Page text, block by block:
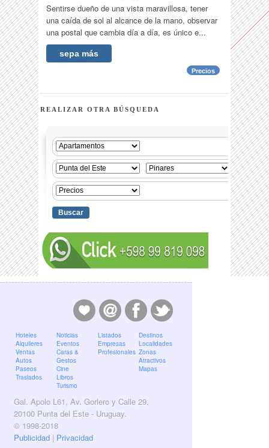
Sentirse dueño de una vista maravillosa, tener
una caída de sol al alcance de la mano, observar
una postal que cambia día a día, es único e...
sepa más
Precios
REALIZAR OTRA BÚSQUEDA
Hoteles
Alquileres
Ventas
Autos
Paseos
Traslados
Noticias
Eventos
Caras &
Gestos
Cine
Libros
Turismo
Listados
Empresas
Profesionales
Destinos
Localidades
Zonas
Atractivos
Mapas
Gal. Apolo L61, Av. Gorlero y Calle 29,
20100 Punta del Este - Uruguay.
© 1998-2018
Publicidad| Privacidad